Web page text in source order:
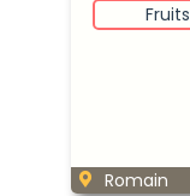
Fruits
Romain